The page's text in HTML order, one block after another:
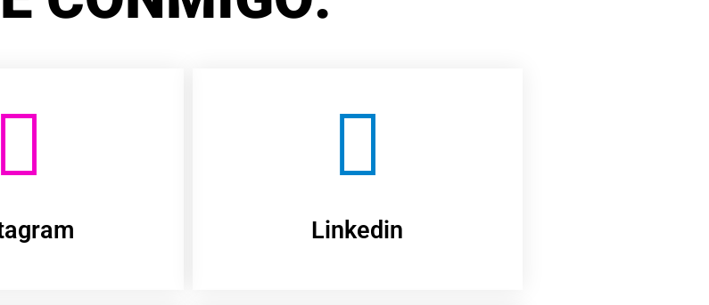
Linkedin